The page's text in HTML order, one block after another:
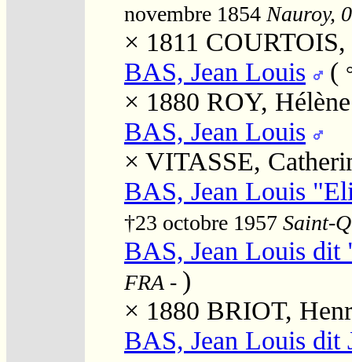
novembre 1854 Nauroy,
× 1811 COURTOIS,
BAS, Jean Louis
(
× 1880 ROY,
BAS, Jean Louis
× VITASSE,
BAS, Jean Louis
†23 octobre 1957 Saint-
BAS, Jean Louis dit
FRA - )
× 1880 BRIOT,
BAS, Jean Louis dit